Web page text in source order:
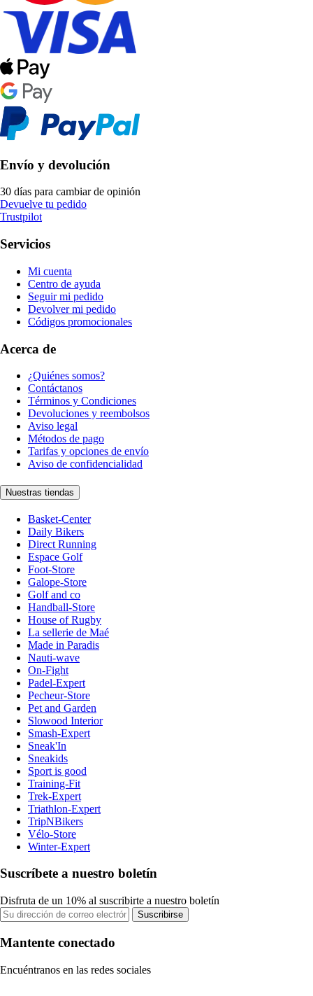
Envío y devolución
30 días para cambiar de opinión
Devuelve tu pedido
Trustpilot
Servicios
Mi cuenta
Centro de ayuda
Seguir mi pedido
Devolver mi pedido
Códigos promocionales
Acerca de
¿Quiénes somos?
Contáctanos
Términos y Condiciones
Devoluciones y reembolsos
Aviso legal
Métodos de pago
Tarifas y opciones de envío
Aviso de confidencialidad
Nuestras tiendas
Basket-Center
Daily Bikers
Direct Running
Espace Golf
Foot-Store
Galope-Store
Golf and co
Handball-Store
House of Rugby
La sellerie de Maé
Made in Paradis
Nauti-wave
On-Fight
Padel-Expert
Pecheur-Store
Pet and Garden
Slowood Interior
Smash-Expert
Sneak'In
Sneakids
Sport is good
Training-Fit
Trek-Expert
Triathlon-Expert
TripNBikers
Vélo-Store
Winter-Expert
Suscríbete a nuestro boletín
Disfruta de un 10% al suscribirte a nuestro boletín
Suscribirse
Mantente conectado
Encuéntranos en las redes sociales